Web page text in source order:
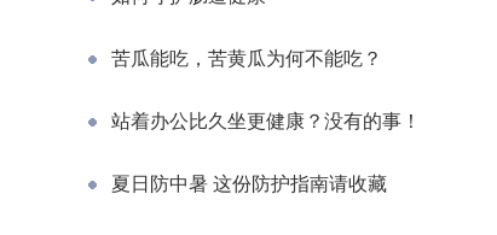
苦瓜能吃，苦黄瓜为何不能吃？
站着办公比久坐更健康？没有的事！
夏日防中暑 这份防护指南请收藏